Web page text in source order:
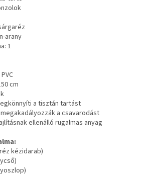
arany
1
cm
a tisztán tartást
a csavarodást
ellenálló rugalmas anyag
kézidarab)